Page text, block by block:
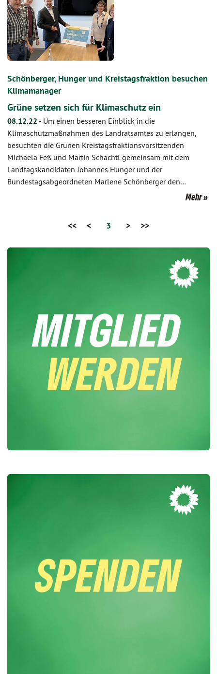
Schönberger, Hunger und Kreistagsfraktion besuchen
Klimamanager
Grüne setzen sich für Klimaschutz ein
08.12.22 - Um einen besseren Einblick in die
Klimaschutzmaßnahmen des Landratsamtes zu erlangen,
besuchten die Grünen Kreistagsfraktionsvorsitzenden
Michaela Feß und Martin Schachtl gemeinsam mit dem
Landtagskandidaten Johannes Hunger und der
Bundestagsabgeordneten Marlene Schönberger den…
Mehr
<< < 3 > >>